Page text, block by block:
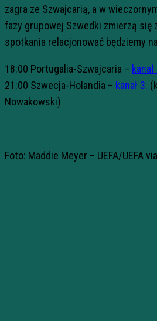
zagra ze Szwajcarią, a w
fazy grupowej Szwedki zmierzą się
spotkania relacjonować będziemy
18:00 Portugalia-Szwajcaria – kanał
21:00 Szwecja-Holandia – kanał 3.
Nowakowski)
Foto: Maddie Meyer – UEFA/UEFA